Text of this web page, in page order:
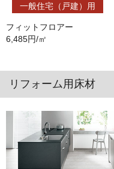
一般住宅（戸建）用
フィットフロアー
6,485円/㎡
リフォーム用床材